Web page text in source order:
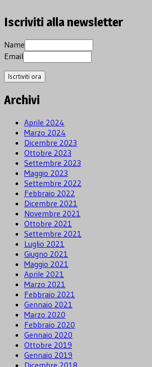
Iscriviti alla newsletter
Name
Email
Archivi
Aprile 2024
Marzo 2024
Dicembre 2023
Ottobre 2023
Settembre 2023
Maggio 2023
Settembre 2022
Febbraio 2022
Dicembre 2021
Novembre 2021
Ottobre 2021
Settembre 2021
Luglio 2021
Giugno 2021
Maggio 2021
Aprile 2021
Marzo 2021
Febbraio 2021
Gennaio 2021
Marzo 2020
Febbraio 2020
Gennaio 2020
Ottobre 2019
Gennaio 2019